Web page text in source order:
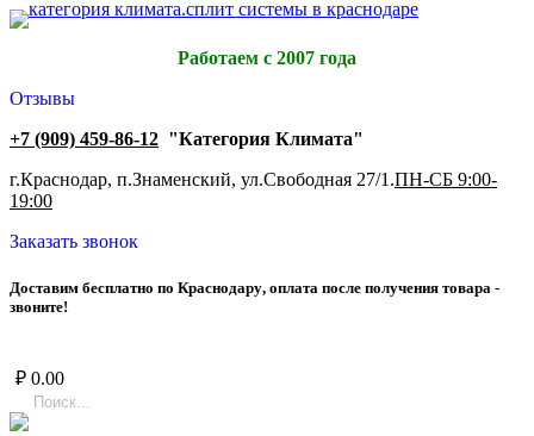
Работаем с 2007 года
Отзывы
+7 (909) 459-86-12 "Категория Климата"
г.Краснодар, п.Знаменский, ул.Свободная 27/1.ПН-СБ 9:00-
19:00
Заказать звонок
Доставим бесплатно по Краснодару, оплата после получения товара -
звоните!
₽ 0.00